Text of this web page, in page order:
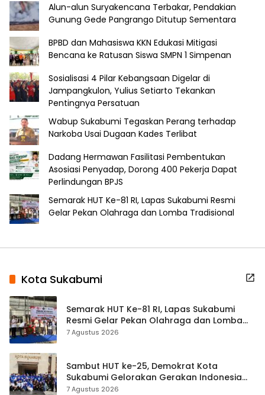
Alun-alun Suryakencana Terbakar, Pendakian
Gunung Gede Pangrango Ditutup Sementara
BPBD dan Mahasiswa KKN Edukasi Mitigasi
Bencana ke Ratusan Siswa SMPN 1 Simpenan
Sosialisasi 4 Pilar Kebangsaan Digelar di
Jampangkulon, Yulius Setiarto Tekankan
Pentingnya Persatuan
Wabup Sukabumi Tegaskan Perang terhadap
Narkoba Usai Dugaan Kades Terlibat
Dadang Hermawan Fasilitasi Pembentukan
Asosiasi Penyadap, Dorong 400 Pekerja Dapat
Perlindungan BPJS
Semarak HUT Ke-81 RI, Lapas Sukabumi Resmi
Gelar Pekan Olahraga dan Lomba Tradisional
Kota Sukabumi
Semarak HUT Ke-81 RI, Lapas Sukabumi
Resmi Gelar Pekan Olahraga dan Lomba
Tradisional
7 Agustus 2026
Sambut HUT ke-25, Demokrat Kota
Sukabumi Gelorakan Gerakan Indonesia
ASRI Lewat Aksi Bersih Masjid Agung
7 Agustus 2026